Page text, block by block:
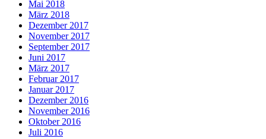
Mai 2018
März 2018
Dezember 2017
November 2017
September 2017
Juni 2017
März 2017
Februar 2017
Januar 2017
Dezember 2016
November 2016
Oktober 2016
Juli 2016